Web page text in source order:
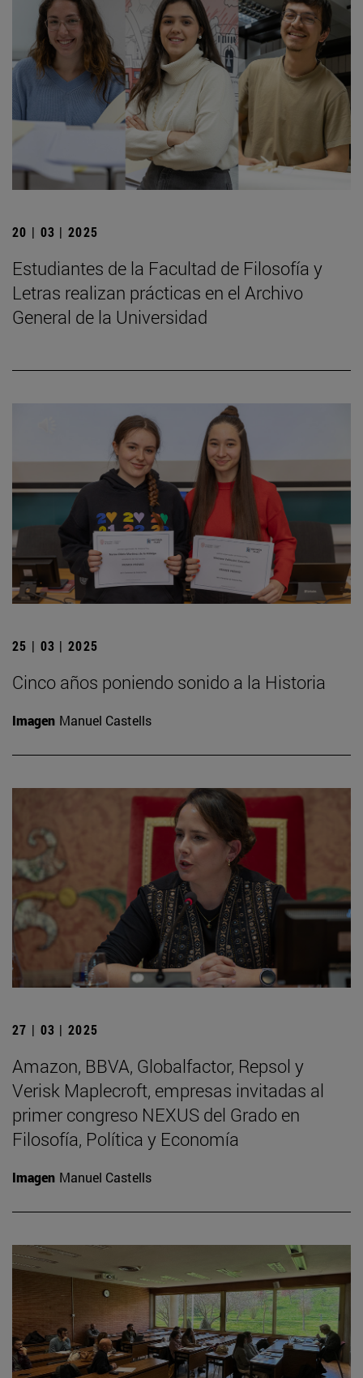
20 | 03 | 2025
Estudiantes de la Facultad de Filosofía y
Letras realizan prácticas en el Archivo
General de la Universidad
25 | 03 | 2025
Cinco años poniendo sonido a la Historia
Imagen Manuel Castells
27 | 03 | 2025
Amazon, BBVA, Globalfactor, Repsol y
Verisk Maplecroft, empresas invitadas al
primer congreso NEXUS del Grado en
Filosofía, Política y Economía
Imagen Manuel Castells